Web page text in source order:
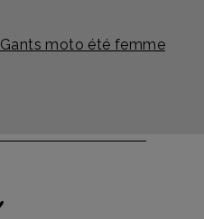
Gants moto été femme